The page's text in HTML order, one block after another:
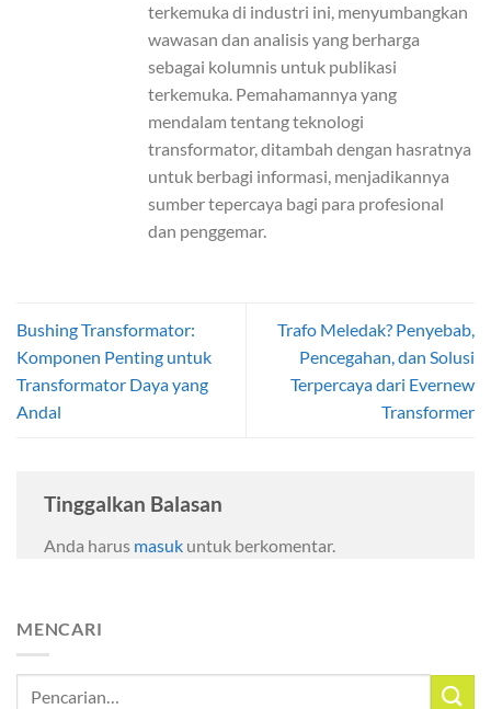
terkemuka di industri ini, menyumbangkan
wawasan dan analisis yang berharga
sebagai kolumnis untuk publikasi
terkemuka. Pemahamannya yang
mendalam tentang teknologi
transformator, ditambah dengan hasratnya
untuk berbagi informasi, menjadikannya
sumber tepercaya bagi para profesional
dan penggemar.
Bushing Transformator:
Komponen Penting untuk
Transformator Daya yang
Andal
Trafo Meledak? Penyebab,
Pencegahan, dan Solusi
Terpercaya dari Evernew
Transformer
Tinggalkan Balasan
Anda harus masuk untuk berkomentar.
MENCARI